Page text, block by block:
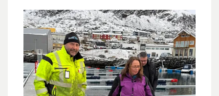
det eksisterende anlegget.